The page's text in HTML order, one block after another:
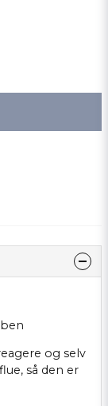
og selv
så den er